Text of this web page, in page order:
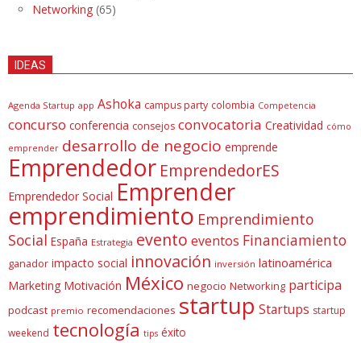
Networking (65)
IDEAS
Agenda Startup app Ashoka campus party colombia Competencia
concurso conferencia consejos convocatoria Creatividad cómo
emprender desarrollo de negocio emprende
Emprendedor EmprendedorES
Emprendedor Social Emprender
emprendimiento Emprendimiento
Social España Estrategia evento eventos Financiamiento
ganador impacto social innovación inversión latinoamérica
Marketing Motivación México negocio Networking participa
podcast premio recomendaciones startup Startups startup
weekend tecnología tips éxito